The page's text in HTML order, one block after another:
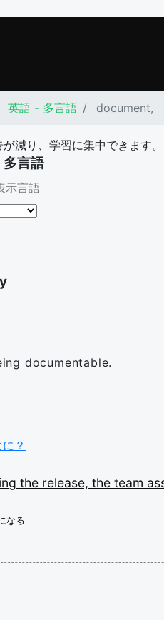
英語 - 多言語 document,
減り、学習に集中できます。
言語
示言語
documentable.
？
the release, the team
なる